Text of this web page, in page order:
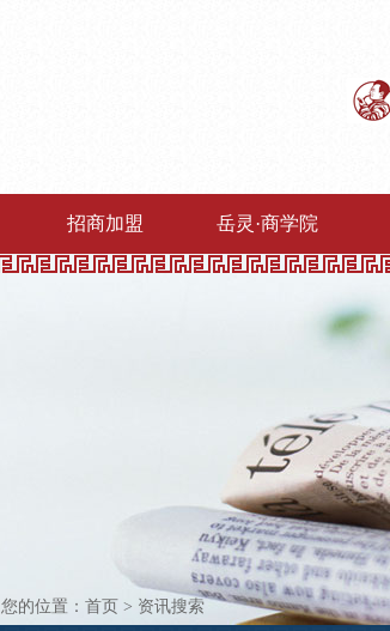
招商加盟 岳灵·商学院
您的位置： 首页 > 资讯搜索